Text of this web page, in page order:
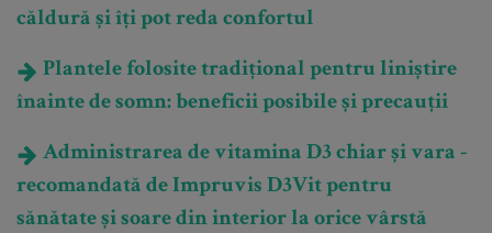
căldură și îți pot reda confortul
Plantele folosite tradițional pentru liniștire
înainte de somn: beneficii posibile și precauții
Administrarea de vitamina D3 chiar și vara -
recomandată de Impruvis D3Vit pentru
sănătate și soare din interior la orice vârstă